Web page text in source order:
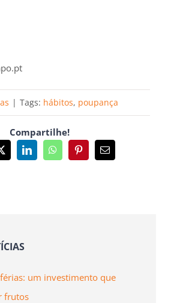
| Tags: hábitos, poupança
Compartilhe!
X LinkedInWhatsAppPinterestEmail
(necessário
um investimento que
frutos